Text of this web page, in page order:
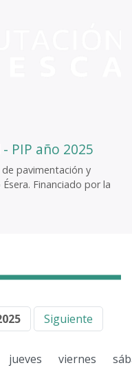
PIP año 2025
pavimentación y
Financiado por la
Siguiente
jueves viernes